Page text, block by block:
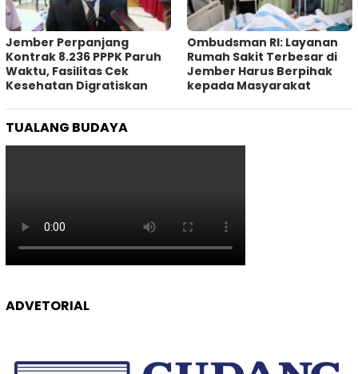
Jember Perpanjang
Kontrak 8.236 PPPK Paruh
Waktu, Fasilitas Cek
Kesehatan Digratiskan
Ombudsman RI: Layanan
Rumah Sakit Terbesar di
Jember Harus Berpihak
kepada Masyarakat
TUALANG BUDAYA
ADVETORIAL